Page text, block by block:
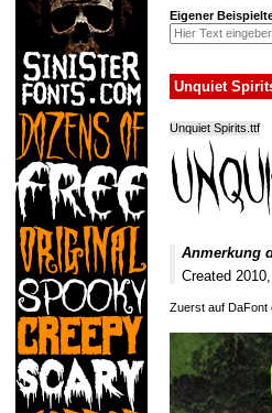
Eigener
Unquiet
Unquiet Spirits.ttf
Anmerkung
Created
Zuerst auf DaFont